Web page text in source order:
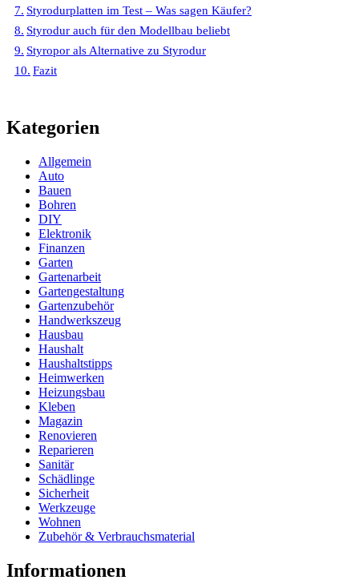
Styrodurplatten im Test – Was sagen Käufer?
Styrodur auch für den Modellbau beliebt
Styropor als Alternative zu Styrodur
Fazit
Kategorien
Allgemein
Auto
Bauen
Bohren
DIY
Elektronik
Finanzen
Garten
Gartenarbeit
Gartengestaltung
Gartenzubehör
Handwerkszeug
Hausbau
Haushalt
Haushaltstipps
Heimwerken
Heizungsbau
Kleben
Magazin
Renovieren
Reparieren
Sanitär
Schädlinge
Sicherheit
Werkzeuge
Wohnen
Zubehör & Verbrauchsmaterial
Informationen